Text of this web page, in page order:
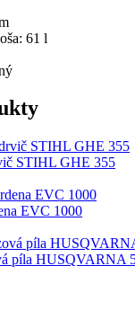
61 l
STIHL GHE 355
EVC 1000
píla HUSQVARNA